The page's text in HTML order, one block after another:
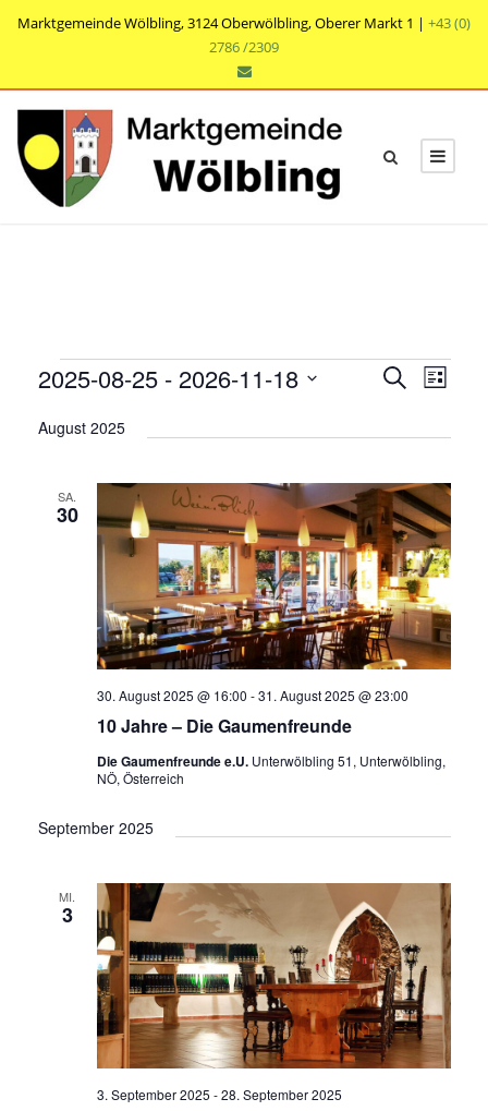
Marktgemeinde Wölbling, 3124 Oberwölbling, Oberer Markt 1 | +43 (0)
2786 /2309
V
e
n
n
g
V
r
a
n
s
t
a
l
t
u
g
n
u
c
h
e
u
n
S
V
n
s
t
a
l
t
u
n
s
h
e
n
N
a
v
i
L
s
e
2025-08-25 - 2026-11-18
a
August 2025
SA.
30
10 Jahre – Die Gaumenfreunde
30. August 2025 @ 16:00 -31. August 2025 @ 23:00
Die Gaumenfreunde e.U. Unterwölbling 51, Unterwölbling,
NÖ, Österreich
September 2025
MI.
3
3. September 2025 -28. September 2025